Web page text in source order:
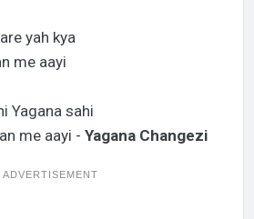
yah kya
me aayi
Yagana sahi
me aayi - Yagana Changezi
ADVERTISEMENT